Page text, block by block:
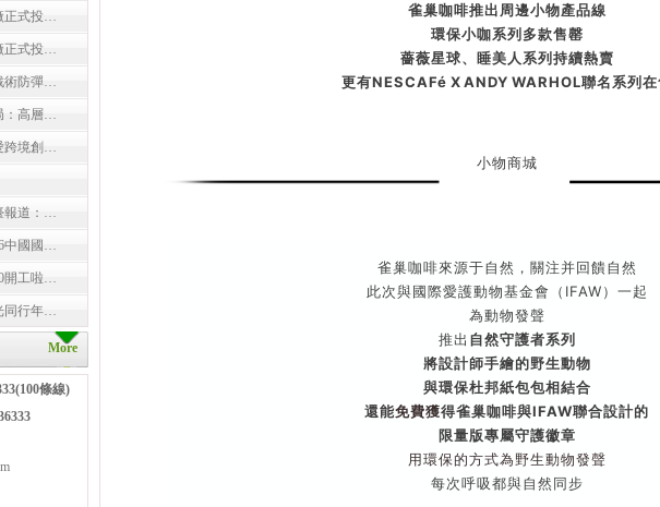
正式投…
正式投…
術防彈…
：高層…
跨境創…
報道：…
中國國…
開工啦…
同行年…
More
條線)
雀巢咖啡推出周邊小物產品線
環保小咖系列多款售罄
薔薇星球、睡美人系列持續熱賣
更有NESCAFé X ANDY WARHOL聯名系列
小物商城
雀巢咖啡來源于自然，關注并回饋自然
此次與國際愛護動物基金會（IFAW）一起
為動物發聲
推出 自然守護者系列
將設計師手繪的野生動物
與環保杜邦紙包包相結合
還能免費獲得雀巢咖啡與IFAW聯合設計的
限量版專屬守護徽章
用環保的方式為野生動物發聲
每次呼吸都與自然同步